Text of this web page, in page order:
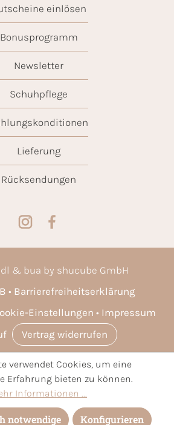
einlösen
Bonusprogramm
Newsletter
Schuhpflege
Lieferung
Rücksendungen
& bua by shucube GmbH
Barrierefreiheitserklärung
Einstellungen
Impressum
Vertrag widerrufen
Mehrwertsteuer zzgl.Versandkosten
wenn nicht anders angegeben.
verwendet Cookies, um eine
Erfahrung bieten zu können.
Informationen ...
notwendige Konfigurieren